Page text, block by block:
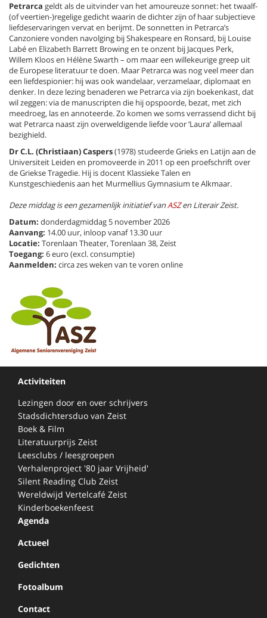
Petrarca geldt als de uitvinder van het amoureuze sonnet: het twaalf-
(of veertien-)regelige gedicht waarin de dichter zijn of haar subjectieve
liefdeservaringen vervat en berijmt. De sonnetten in Petrarca’s
Canzoniere vonden navolging bij Shakespeare en Ronsard, bij Louise
Labé en Elizabeth Barrett Browing en te onzent bij Jacques Perk,
Willem Kloos en Hélène Swarth – om maar een willekeurige greep uit
de Europese literatuur te doen. Maar Petrarca was nog veel meer dan
een liefdespionier: hij was ook wandelaar, verzamelaar, diplomaat en
denker. In deze lezing benaderen we Petrarca via zijn boekenkast, dat
wil zeggen: via de manuscripten die hij opspoorde, bezat, met zich
meedroeg, las en annoteerde. Zo komen we soms verrassend dicht bij
wat Petrarca naast zijn overweldigende liefde voor ‘Laura’ allemaal
bezighield.
Dr C.L. (Christiaan) Caspers(1978) studeerde Grieks en Latijn aan de
Universiteit Leiden en promoveerde in 2011 op een proefschrift over
de Griekse Tragedie. Hij is docent Klassieke Talen en
Kunstgeschiedenis aan het Murmellius Gymnasium te Alkmaar.
Deze middag is een gezamenlijk initiatief vanASZen Literair Zeist.
Datum: donderdagmiddag 5 november 2026
Aanvang: 14.00 uur, inloop vanaf 13.30 uur
Locatie: Torenlaan Theater, Torenlaan 38, Zeist
Toegang: 6 euro (excl. consumptie)
Aanmelden: circa zes weken van te voren online
Activiteiten
Lezingen door en over schrijvers
Stadsdichtersduo van Zeist
Boek & Film
Literatuurprijs Zeist
Leesclubs / leesgroepen
Verhalenproject '80 jaar Vrijheid'
Silent Reading Club Zeist
Wereldwijd Vertelcafé Zeist
Kinderboekenfeest
Agenda
Actueel
Gedichten
Fotoalbum
Contact